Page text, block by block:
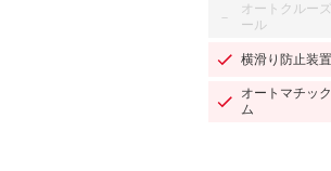
－
オートクルー
ール
横滑り防止装置
オートマチッ
ム